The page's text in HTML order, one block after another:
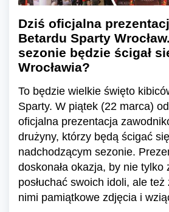
Dziś oficjalna
Betardu Sparty
sezonie będzie ścigał
Wrocławia?
To będzie wielkie święto
Sparty. W piątek (22 marca)
oficjalna prezentacja
drużyny, którzy będą ścigać
nadchodzącym sezonie.
doskonała okazja, by nie tylko
posłuchać swoich idoli, ale
nimi pamiątkowe zdjęcia i